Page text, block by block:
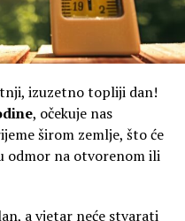
izuzetno topliji dan!
, očekuje nas
širom zemlje, što će
odmor na otvorenom ili
a vjetar neće stvarati